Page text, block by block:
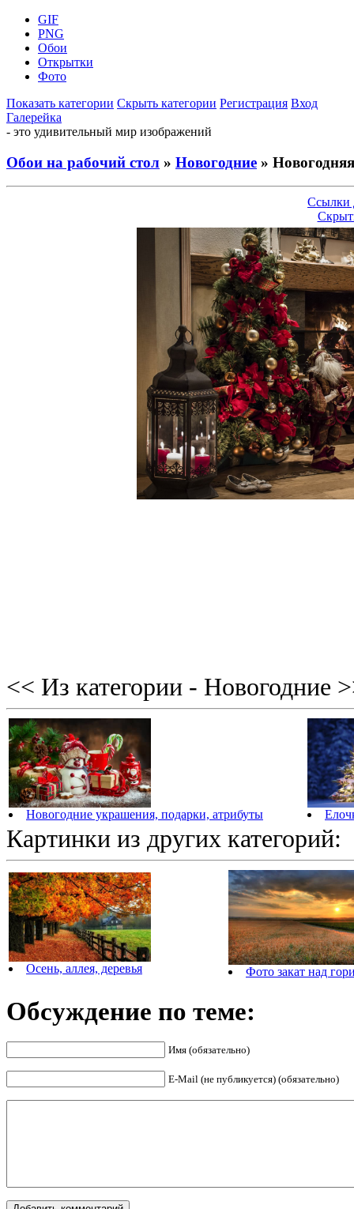
GIF
PNG
Обои
Открытки
Фото
Показать категории Скрыть категории Регистрация Вход
Галерейка
- это удивительный мир изображений
Обои на рабочий стол » Новогодние »
Ссылки
<< Из категории - Новогодние
Новогодние украшения, подарки, атрибуты
Картинки из других категорий:
Осень, аллея, деревья Фото закат над
Обсуждение по теме:
Имя (обязательно)
E-Mail (не публикуется) (обязательно)